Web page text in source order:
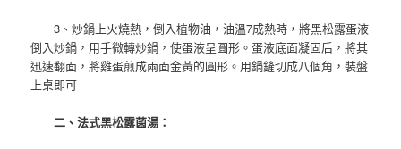
3、炒鍋上火燒熱，倒入植物油，油溫7成熱時，將黑松露蛋液
倒入炒鍋，用手微轉炒鍋，使蛋液呈圓形。蛋液底面凝固后，將其
迅速翻面，將雞蛋煎成兩面金黃的圓形。用鍋鏟切成八個角，裝盤
上桌即可
二、法式黑松露菌湯：